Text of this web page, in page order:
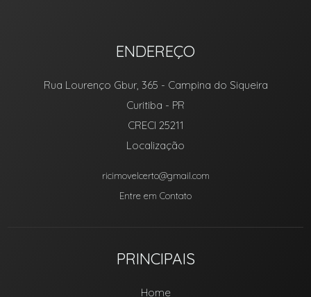
ENDEREÇO
Rua Lourenço Gbur, 365 - Campina do Siqueira
Curitiba - PR
CRECI 25211
Localização
ricimovelcerto@gmail.com
Entre em Contato
PRINCIPAIS
Home